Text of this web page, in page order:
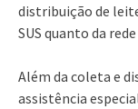
distribuição de
SUS quanto da
Além da coleta e
assistência